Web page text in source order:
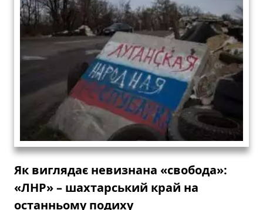
Як виглядає невизнана «свобода»:
«ЛНР» – шахтарський край на
останньому подиху